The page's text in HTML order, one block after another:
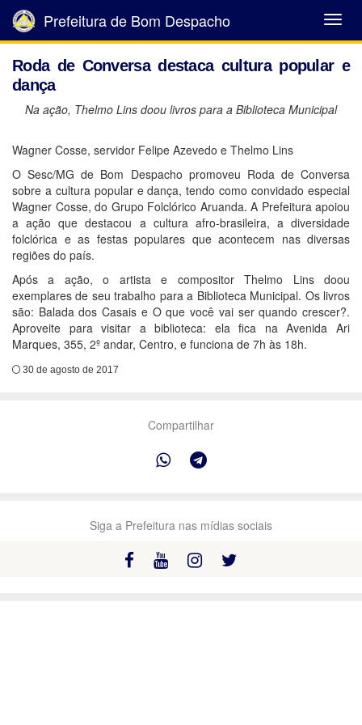
Abrir
Menu
Prefeitura de Bom Despacho
Roda de Conversa destaca cultura popular e
dança
Na ação, Thelmo Lins doou livros para a Biblioteca Municipal
Wagner Cosse, servidor Felipe Azevedo e Thelmo Lins
O Sesc/MG de Bom Despacho promoveu Roda de Conversa
sobre a cultura popular e dança, tendo como convidado especial
Wagner Cosse, do Grupo Folclórico Aruanda. A Prefeitura apoiou
a ação que destacou a cultura afro-brasileira, a diversidade
folclórica e as festas populares que acontecem nas diversas
regiões do país.
Após a ação, o artista e compositor Thelmo Lins doou
exemplares de seu trabalho para a Biblioteca Municipal. Os livros
são: Balada dos Casais e O que você vai ser quando crescer?.
Aproveite para visitar a biblioteca: ela fica na Avenida Ari
Marques, 355, 2º andar, Centro, e funciona de 7h às 18h.
30 de agosto de 2017
Compartilhar
Siga a Prefeitura nas mídias sociais